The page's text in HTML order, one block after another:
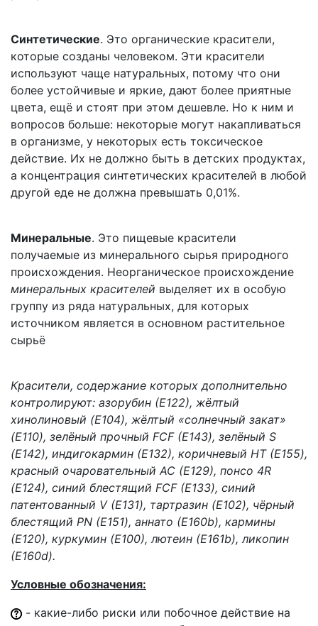
Синтетические. Это органические красители,
которые созданы человеком. Эти красители
используют чаще натуральных, потому что они
более устойчивые и яркие, дают более приятные
цвета, ещё и стоят при этом дешевле. Но к ним и
вопросов больше: некоторые могут накапливаться
в организме, у некоторых есть токсическое
действие. Их не должно быть в детских продуктах,
а концентрация синтетических красителей в любой
другой еде не должна превышать 0,01%.
Минеральные. Это пищевые красители
получаемые из минерального сырья природного
происхождения. Неорганическое происхождение
минеральных красителей выделяет их в особую
группу из ряда натуральных, для которых
источником является в основном растительное
сырьё
Красители, содержание которых дополнительно
контролируют: азорубин (Е122), жёлтый
хинолиновый (E104), жёлтый «солнечный закат»
(E110), зелёный прочный FCF (Е143), зелёный S
(Е142), индигокармин (Е132), коричневый HT (Е155),
красный очаровательный AC (E129), понсо 4R
(E124), синий блестящий FCF (Е133), синий
патентованный V (Е131), тартразин (E102), чёрный
блестящий PN (Е151), аннато (Е160b), кармины
(Е120), куркумин (Е100), лютеин (Е161b), ликопин
(Е160d).
Условные обозначения:
- какие-либо риски или побочное действие на